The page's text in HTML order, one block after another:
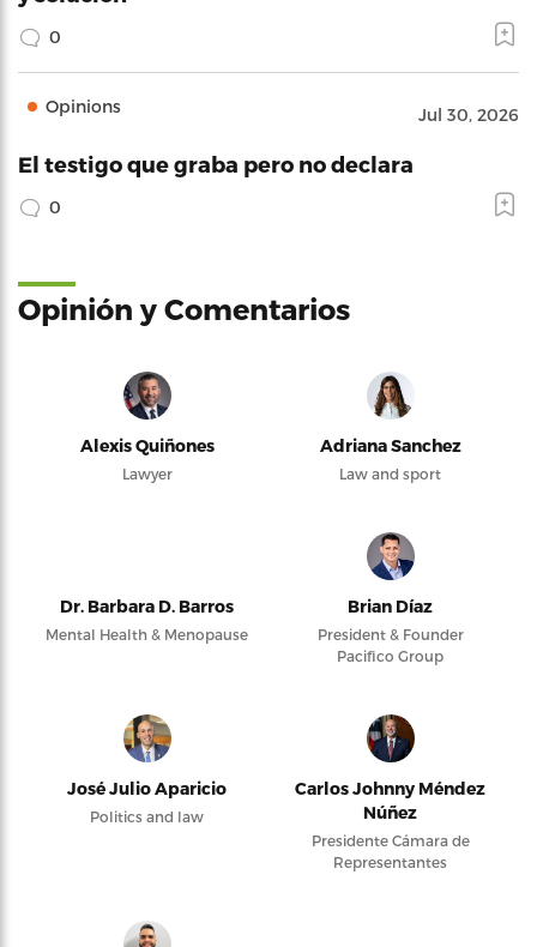
0
Opinions Jul 30, 2026
El testigo que graba pero no declara
0
Opinión y Comentarios
Alexis Quiñones
Lawyer
Adriana Sanchez
Law and sport
Dr. Barbara D. Barros
Mental Health & Menopause
Brian Díaz
President & Founder
Pacifico Group
José Julio Aparicio
Politics and law
Carlos Johnny Méndez
Núñez
Presidente Cámara de
Representantes